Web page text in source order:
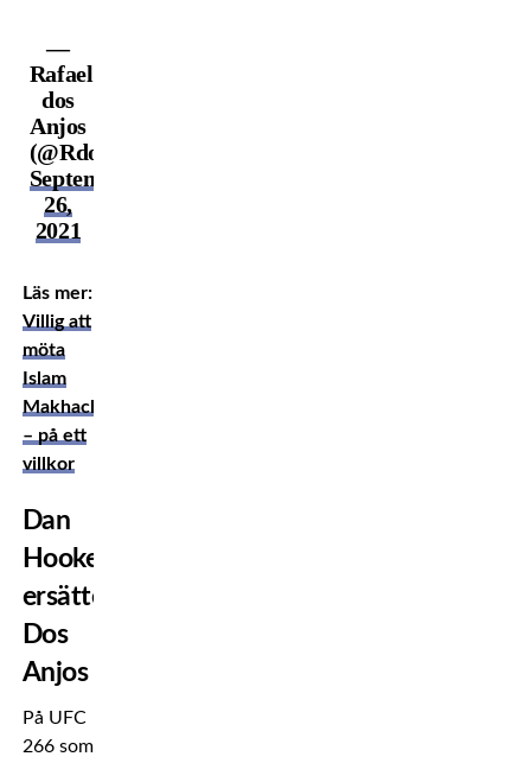
—
Rafael
dos
Anjos
(@RdosAnjosMMA)
September
26,
2021
Läs mer:
Villig att
möta
Islam
Makhachev
– på ett
villkor
Dan
Hooker
ersätter
Dos
Anjos
På UFC
266 som